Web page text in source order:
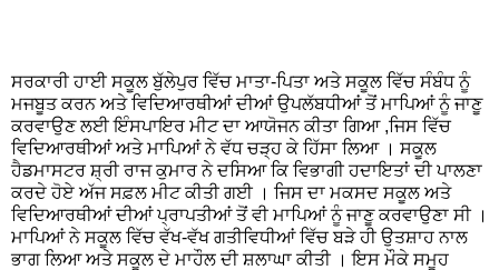
ਸਰਕਾਰੀ ਹਾਈ ਸਕੂਲ ਬੁੱਲੇਪੁਰ ਵਿੱਚ ਮਾਤਾ-ਪਿਤਾ ਅਤੇ ਸਕੂਲ ਵਿੱਚ ਸੰਬੰਧ ਨੂੰ
ਮਜਬੂਤ ਕਰਨ ਅਤੇ ਵਿਦਿਆਰਥੀਆਂ ਦੀਆਂ ਉਪਲੱਬਧੀਆਂ ਤੋਂ ਮਾਪਿਆਂ ਨੂੰ ਜਾਣੂ
ਕਰਵਾਉਣ ਲਈ ਇੰਸਪਾਇਰ ਮੀਟ ਦਾ ਆਯੋਜਨ ਕੀਤਾ ਗਿਆ ,ਜਿਸ ਵਿੱਚ
ਵਿਦਿਆਰਥੀਆਂ ਅਤੇ ਮਾਪਿਆਂ ਨੇ ਵੱਧ ਚੜ੍ਹ ਕੇ ਹਿੱਸਾ ਲਿਆ । ਸਕੂਲ
ਹੈਡਮਾਸਟਰ ਸ਼੍ਰੀ ਰਾਜ ਕੁਮਾਰ ਨੇ ਦਸਿਆ ਕਿ ਵਿਭਾਗੀ ਹਦਾਇਤਾਂ ਦੀ ਪਾਲਣਾ
ਕਰਦੇ ਹੋਏ ਅੱਜ ਸਫ਼ਲ ਮੀਟ ਕੀਤੀ ਗਈ । ਜਿਸ ਦਾ ਮਕਸਦ ਸਕੂਲ ਅਤੇ
ਵਿਦਿਆਰਥੀਆਂ ਦੀਆਂ ਪ੍ਰਾਪਤੀਆਂ ਤੋਂ ਵੀ ਮਾਪਿਆਂ ਨੂੰ ਜਾਣੂ ਕਰਵਾਉਣਾ ਸੀ ।
ਮਾਪਿਆਂ ਨੇ ਸਕੂਲ ਵਿੱਚ ਵੱਖ-ਵੱਖ ਗਤੀਵਿਧੀਆਂ ਵਿੱਚ ਬੜੇ ਹੀ ਉਤਸ਼ਾਹ ਨਾਲ
ਭਾਗ ਲਿਆ ਅਤੇ ਸਕੂਲ ਦੇ ਮਾਹੌਲ ਦੀ ਸ਼ਲਾਘਾ ਕੀਤੀ । ਇਸ ਮੌਕੇ ਸਮੂਹ